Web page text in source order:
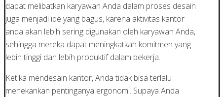
dapat melibatkan karyawan Anda dalam proses desain
juga menjadi ide yang bagus, karena aktivitas kantor
anda akan lebih sering digunakan oleh karyawan Anda,
sehingga mereka dapat meningkatkan komitmen yang
lebih tinggi dan lebih produktif dalam bekerja.
Ketika mendesain kantor, Anda tidak bisa terlalu
menekankan pentinganya ergonomi. Supaya Anda